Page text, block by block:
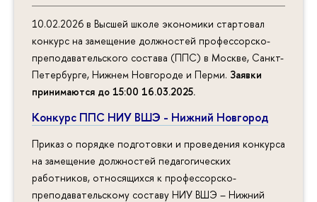
10.02.2026 в Высшей школе экономики стартовал
конкурс на замещение должностей профессорско-
преподавательского состава (ППС) в Москве, Санкт-
Петербурге, Нижнем Новгороде и Перми. Заявки
принимаются до 15:00 16.03.2025.
Конкурс ППС НИУ ВШЭ - Нижний Новгород
Приказ о порядке подготовки и проведения конкурса
на замещение должностей педагогических
работников, относящихся к профессорско-
преподавательскому составу НИУ ВШЭ – Нижний